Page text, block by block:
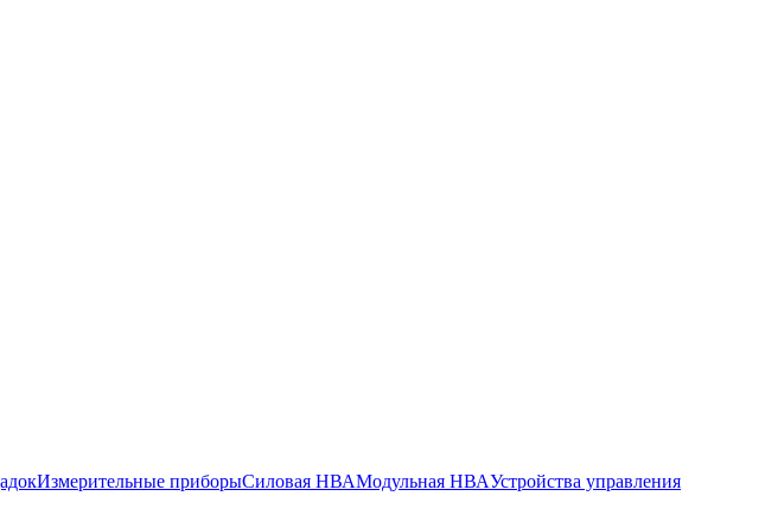
Измерительные приборыСиловая НВАМодульная НВАУстройства управления